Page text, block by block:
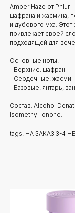
Amber Haze от Phlur
шафрана и жасмина,
и дубового мха.
привлекает своей
подходящей для
Основные ноты:
- Верхние: шафран
- Сердечные: жасмин
- Базовые: янтарь,
Состав: Alcohol
Isomethyl Ionone.
tags: НА ЗАКАЗ 3-4